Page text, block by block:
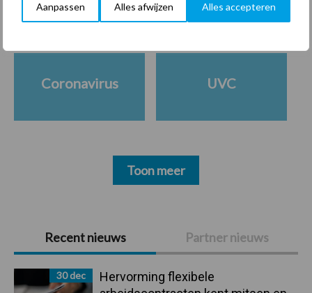
Aanpassen Alles afwijzen Alles accepteren
Primaire
Sidebar
Recent nieuws Partner nieuws
30 dec
Hervorming flexibele
Coronavirus UVC
Toon meer